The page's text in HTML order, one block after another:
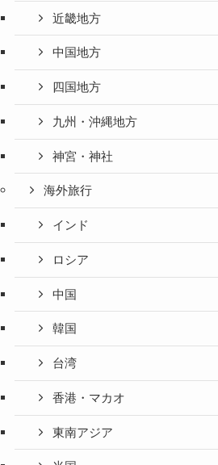
近畿地方
中国地方
四国地方
九州・沖縄地方
神宮・神社
海外旅行
インド
ロシア
中国
韓国
台湾
香港・マカオ
東南アジア